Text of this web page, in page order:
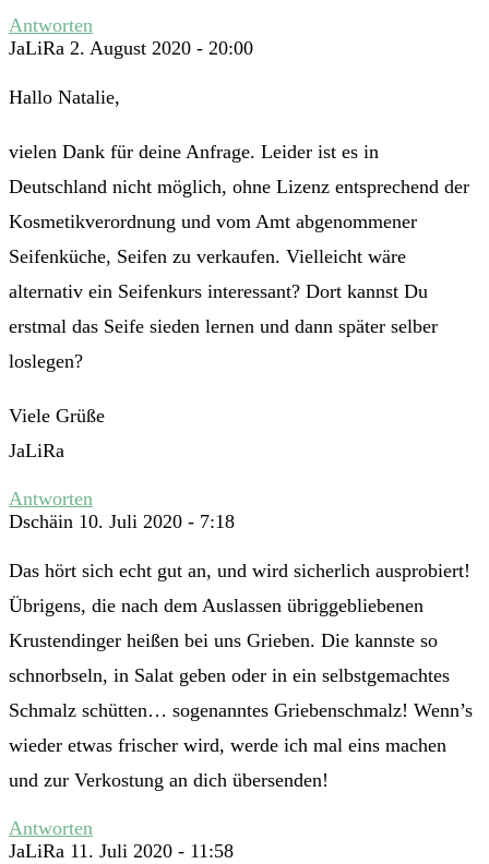
Antworten
JaLiRa 2. August 2020 - 20:00
Hallo Natalie,
vielen Dank für deine Anfrage. Leider ist es in
Deutschland nicht möglich, ohne Lizenz entsprechend der
Kosmetikverordnung und vom Amt abgenommener
Seifenküche, Seifen zu verkaufen. Vielleicht wäre
alternativ ein Seifenkurs interessant? Dort kannst Du
erstmal das Seife sieden lernen und dann später selber
loslegen?
Viele Grüße
JaLiRa
Antworten
Dschäin 10. Juli 2020 - 7:18
Das hört sich echt gut an, und wird sicherlich ausprobiert!
Übrigens, die nach dem Auslassen übriggebliebenen
Krustendinger heißen bei uns Grieben. Die kannste so
schnorbseln, in Salat geben oder in ein selbstgemachtes
Schmalz schütten… sogenanntes Griebenschmalz! Wenn’s
wieder etwas frischer wird, werde ich mal eins machen
und zur Verkostung an dich übersenden!
Antworten
JaLiRa 11. Juli 2020 - 11:58